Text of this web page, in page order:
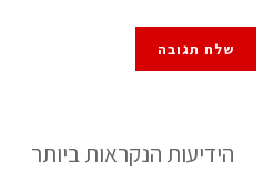
הידיעות הנקראות ביותר